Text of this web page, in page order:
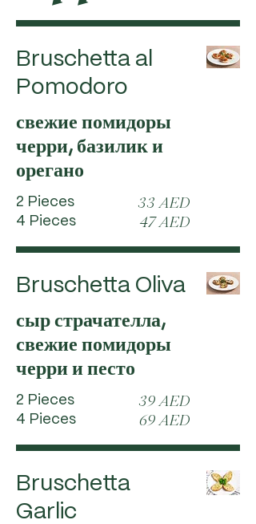
Bruschetta al
Pomodoro
свежие помидоры
черри, базилик и
орегано
2 Pieces
33 AED
4 Pieces
47 AED
Bruschetta Oliva
сыр страчателла,
свежие помидоры
черри и песто
2 Pieces
39 AED
4 Pieces
69 AED
Bruschetta
Garlic